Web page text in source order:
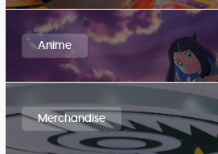
Anime
Merchandise